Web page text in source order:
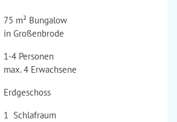
75 m² Bungalow
in Großenbrode
1-4 Personen
max. 4 Erwachsene
Erdgeschoss
1 Schlafraum